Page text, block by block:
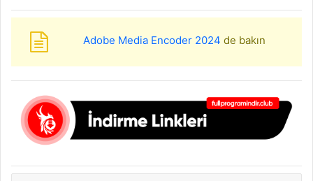
Adobe Media Encoder 2024 de bakın